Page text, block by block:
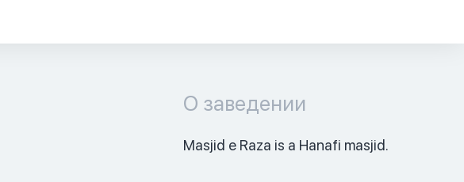
О заведении
Masjid e Raza is a Hanafi masjid.